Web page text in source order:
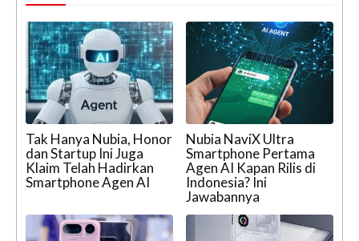
Tak Hanya Nubia, Honor
dan Startup Ini Juga
Klaim Telah Hadirkan
Smartphone Agen AI
Nubia NaviX Ultra
Smartphone Pertama
Agen AI Kapan Rilis di
Indonesia? Ini
Jawabannya